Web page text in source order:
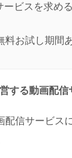
ービスを求め
料お試し期間
する動画配信
配信サービス